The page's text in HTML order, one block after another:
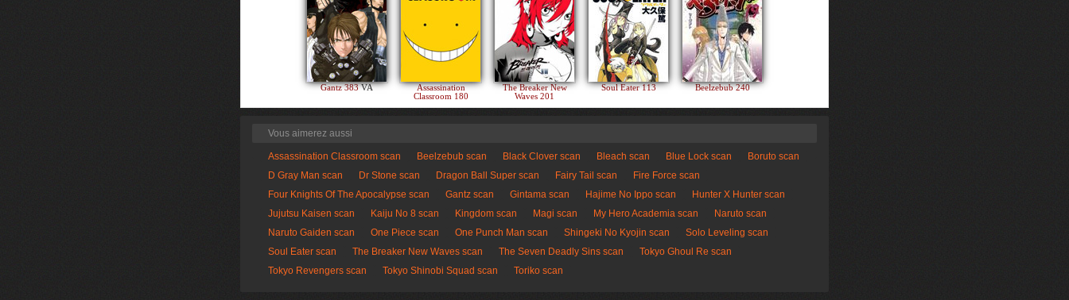
Gantz 383VA
Assassination
Classroom 180
The Breaker New
Waves 201
Soul Eater 113 Beelzebub 240
Vous aimerez aussi
Assassination Classroom scan Beelzebub scan Black Clover scan Bleach scan Blue Lock scan
Boruto scan
D Gray Man scan
Dr Stone scan Dragon Ball Super scan Fairy Tail scan
Fire Force scan
Four Knights Of The Apocalypse scan
Gantz scan Gintama scan Hajime No Ippo scan
Hunter X Hunter scan
Jujutsu Kaisen scan
Kaiju No 8 scan Kingdom scan Magi scan My Hero Academia scan
Naruto scan
Naruto Gaiden scan
One Piece scan One Punch Man scan Shingeki No Kyojin scan
Solo Leveling scan
Soul Eater scan
The Breaker New Waves scan The Seven Deadly Sins scan
Tokyo Ghoul Re scan
Tokyo Revengers scan
Tokyo Shinobi Squad scan Toriko scan